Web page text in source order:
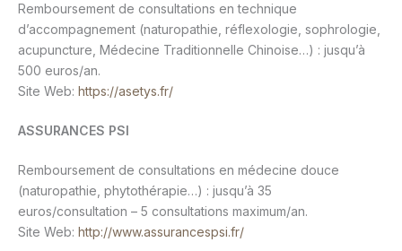
Remboursement de consultations en technique
d’accompagnement (naturopathie, réflexologie, sophrologie,
acupuncture, Médecine Traditionnelle Chinoise…) : jusqu’à
500 euros/an.
Site Web: https://asetys.fr/
ASSURANCES PSI
Remboursement de consultations en médecine douce
(naturopathie, phytothérapie…) : jusqu’à 35
euros/consultation – 5 consultations maximum/an.
Site Web: http://www.assurancespsi.fr/